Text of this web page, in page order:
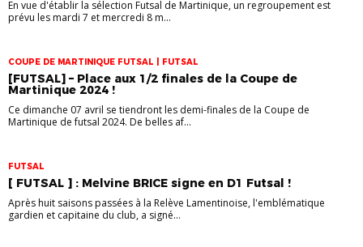
En vue d'établir la sélection Futsal de Martinique, un regroupement est
prévu les mardi 7 et mercredi 8 m...
COUPE DE MARTINIQUE FUTSAL | FUTSAL
[FUTSAL] – Place aux 1/2 finales de la Coupe de
Martinique 2024 !
Ce dimanche 07 avril se tiendront les demi-finales de la Coupe de
Martinique de futsal 2024. De belles af...
FUTSAL
[ FUTSAL ] : Melvine BRICE signe en D1 Futsal !
Après huit saisons passées à la Relève Lamentinoise, l'emblématique
gardien et capitaine du club, a signé...